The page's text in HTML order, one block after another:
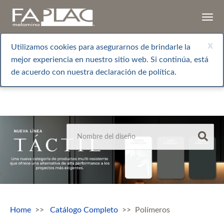
x
Utilizamos cookies para asegurarnos de brindarle la
mejor experiencia en nuestro sitio web. Si continúa, está
de acuerdo con nuestra declaración de política.
Home Catálogo Completo Polímeros